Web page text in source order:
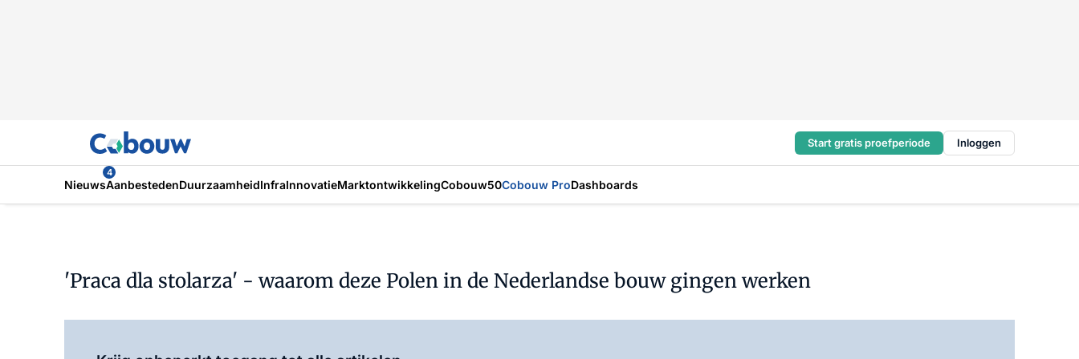
Start gratis proefperiode Inloggen
Nieuws
4
AanbestedenDuurzaamheidInfraInnovatieMarktontwikkelingCobouw50Cobouw ProDashboards
'Praca dla stolarza' - waarom deze Polen in de Nederlandse bouw gingen werken